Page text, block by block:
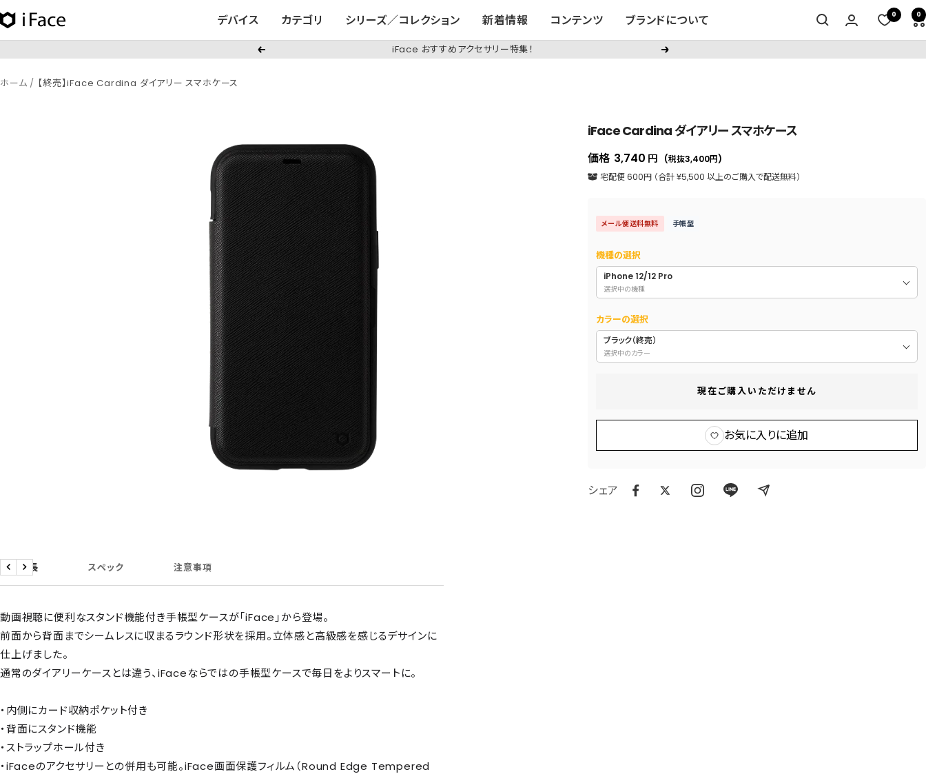
コ
ン
ツ
デバイス カテゴリ シリーズ／コレクション 新着情報 コンテンツ ブランドについて
iFace
日
本
公
0 0
戻
iFace おすすめアクセサリー特集！
次
ホーム 【終売】iFace Cardina ダイアリー スマホケース
iFace Cardina ダイアリー スマホケース
価格 セ
ー
価
格
3,740 円 (税抜3,400円)
宅配便 600円 （合計 ¥5,500 以上のご購入で配送無料）
メール便送料無料 手帳型
機種の選択
iPhone 12/12 Pro
選択中の機種
カラーの選択
ブラック（終売）
選択中のカラー
現在ご購入いただけません
お気に入りに追加
シェア
商品特長 スペック 注意事項
戻 次
動画視聴に便利なスタンド機能付き手帳型ケースが「iFace」から登場。
前面から背面までシームレスに収まるラウンド形状を採用。立体感と高級感を感じるデサインに
仕上げました。
通常のダイアリーケースとは違う、iFaceならではの手帳型ケースで毎日をよりスマートに。
・内側にカード収納ポケット付き
・背面にスタンド機能
・ストラップホール付き
・iFaceのアクセサリーとの併用も可能。iFace画面保護フィルム（Round Edge Tempered